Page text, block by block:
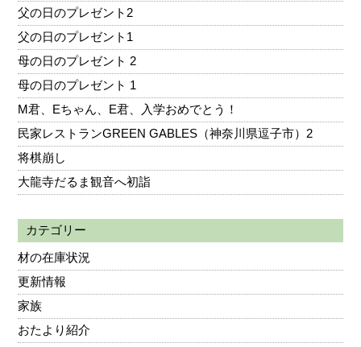
父の日のプレゼント2
父の日のプレゼント1
母の日のプレゼント 2
母の日のプレゼント 1
M君、Eちゃん、E君、入学おめでとう！
民家レストランGREEN GABLES（神奈川県逗子市）2
将棋崩し
大龍寺だるま観音へ初詣
カテゴリー
材の在庫状況
更新情報
家族
おたより紹介